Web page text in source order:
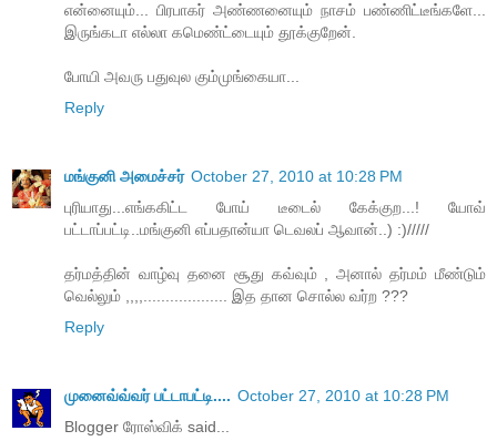
என்னையும்... பிரபாகர் அண்ணனையும் நாசம் பண்ணிட்டீங்களே...
இருங்கடா எல்லா கமெண்ட்டையும் தூக்குறேன்.
போயி அவரு பதுவுல கும்முங்கையா...
Reply
மங்குனி அமைச்சர் October 27, 2010 at 10:28 PM
புரியாது...எங்ககிட்ட போய் டீடைல் கேக்குற...! யோவ்
பட்டாப்பட்டி..மங்குனி எப்பதான்யா டெவலப் ஆவான்..) :)/////
தர்மத்தின் வாழ்வு தனை சூது கவ்வும் , அனால் தர்மம் மீண்டும்
வெல்லும் ,,,,................... இத தான சொல்ல வர்ற ???
Reply
முனைவ்வ்வர் பட்டாபட்டி.... October 27, 2010 at 10:28 PM
Blogger ரோஸ்விக் said...